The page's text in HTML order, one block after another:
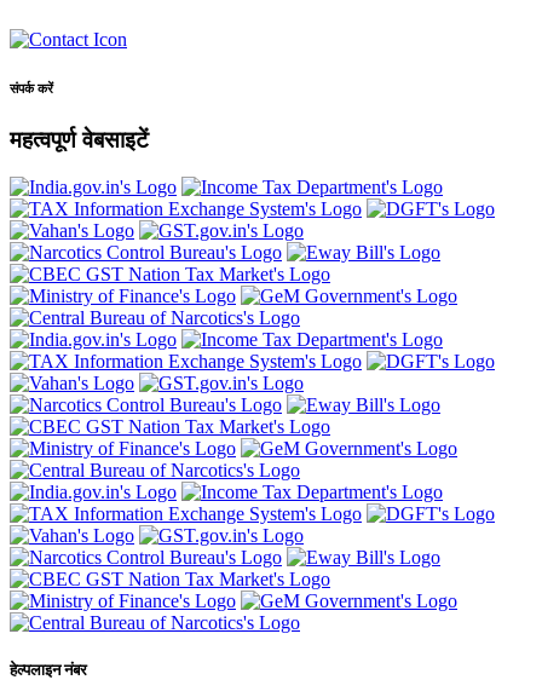
संपर्क करें
महत्वपूर्ण वेबसाइटें
हेल्पलाइन नंबर